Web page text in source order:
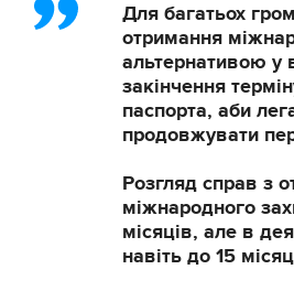
Для багатьох
отримання
альтернативою у
закінчення
паспорта, аби
продовжувати
Розгляд справ з
міжнародного
місяців, але в
навіть до 15